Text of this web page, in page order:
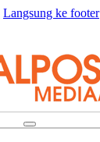
Langsung ke footer